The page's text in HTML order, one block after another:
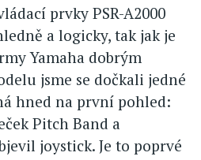
prvky PSR-A2000
a logicky, tak jak je
Yamaha dobrým
jsme se dočkali jedné
hned na první pohled:
Pitch Band a
joystick. Je to poprvé